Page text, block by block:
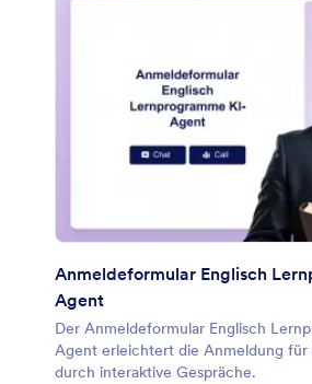
Anmeldeformular Englisch
Agent
Der Anmeldeformular Englisch
Agent erleichtert die Anmeldung für
durch interaktive Gespräche.